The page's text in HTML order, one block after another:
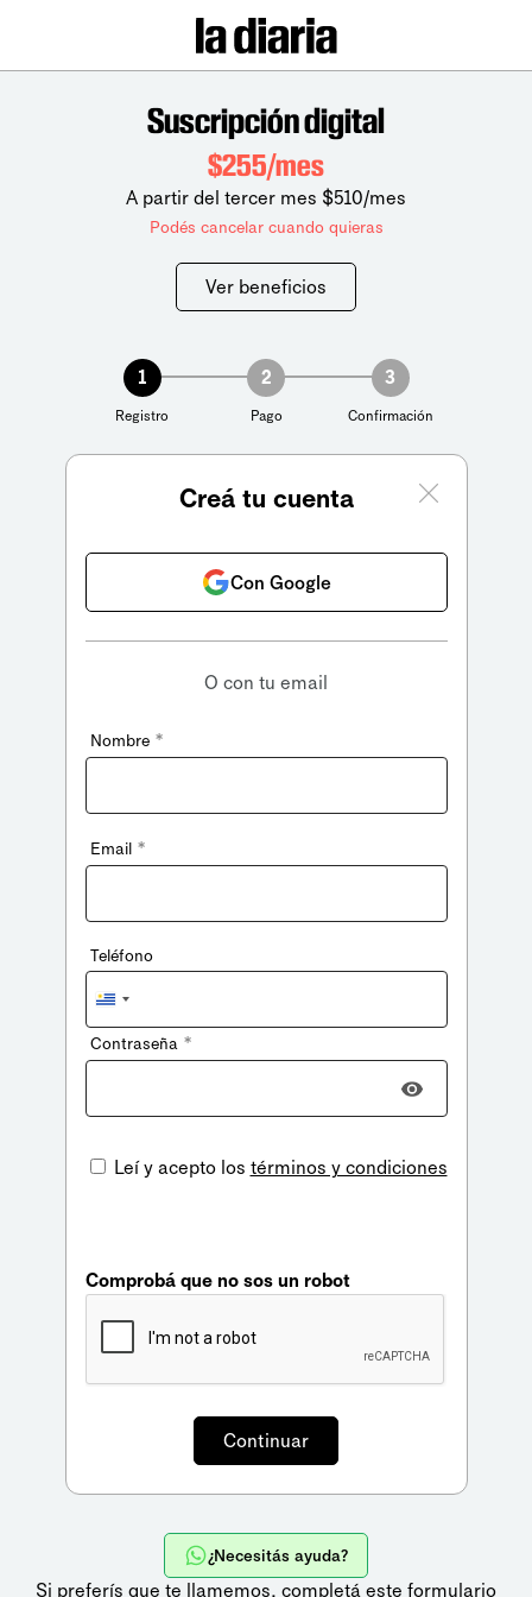
Suscripción digital
$255/mes
A partir del tercer mes $510/mes
Podés cancelar cuando quieras
Ver beneficios
1
Registro
2
Pago
3
Confirmación
Creá tu cuenta
Con Google
O con tu email
Nombre *
Email *
Teléfono
Uruguay
+598
Contraseña *
Leí y acepto los términos y condiciones
Comprobá que no sos un robot
¿Necesitás ayuda?
Si preferís que te llamemos, completá este formulario